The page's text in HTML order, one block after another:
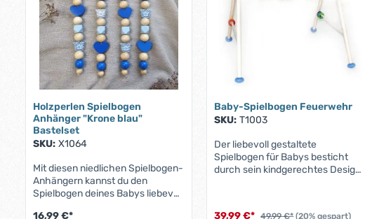
Holzperlen Spielbogen
Anhänger "Krone blau"
Bastelset
SKU: X1064
Mit diesen niedlichen Spielbogen-
Anhängern kannst du den
Spielbogen deines Babys liebevoll
16,99 €*
Baby-Spielbogen Feuerwehr
SKU: T1003
Der liebevoll gestaltete
Spielbogen für Babys besticht
durch sein kindgerechtes Design
39,99 €* 49,99 €* (20% gespart)